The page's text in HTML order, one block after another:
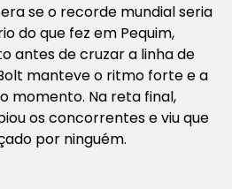
se o recorde mundial seria
do que fez em Pequim,
antes de cruzar a linha de
manteve o ritmo forte e a
momento. Na reta final,
os concorrentes e viu que
por ninguém.